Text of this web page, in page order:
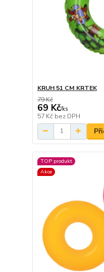
KRUH 51 CM KRTEK
79 Kč
69 Kč/ks
57 Kč bez DPH
TOP produkt
Akce